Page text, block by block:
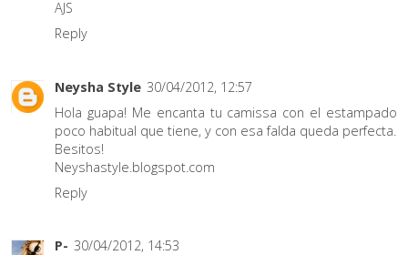
AJS
Reply
Neysha Style 30/04/2012, 12:57
Hola guapa! Me encanta tu camissa con el estampado
poco habitual que tiene, y con esa falda queda perfecta.
Besitos!
Neyshastyle.blogspot.com
Reply
P- 30/04/2012, 14:53